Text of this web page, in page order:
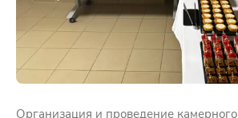
Организация и проведение